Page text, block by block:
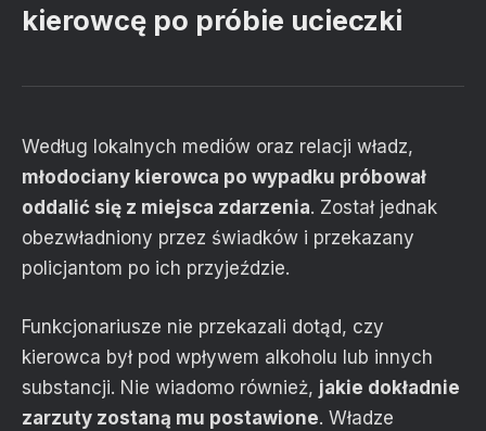
kierowcę po próbie ucieczki
Według lokalnych mediów oraz relacji władz,
młodociany kierowca po wypadku próbował
oddalić się z miejsca zdarzenia. Został jednak
obezwładniony przez świadków i przekazany
policjantom po ich przyjeździe.
Funkcjonariusze nie przekazali dotąd, czy
kierowca był pod wpływem alkoholu lub innych
substancji. Nie wiadomo również, jakie dokładnie
zarzuty zostaną mu postawione. Władze